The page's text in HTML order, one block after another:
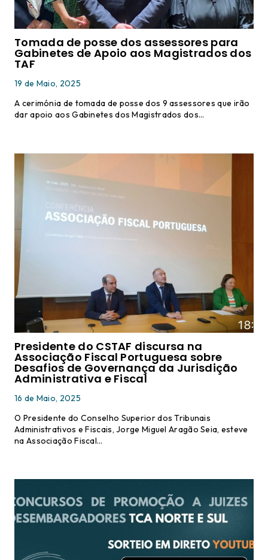
Tomada de posse dos assessores para
Gabinetes de Apoio aos Magistrados dos
TAF
19 de Maio, 2025
A cerimónia de tomada de posse dos 9 assessores que irão
dar apoio aos Gabinetes dos Magistrados dos…
Presidente do CSTAF discursa na
Associação Fiscal Portuguesa sobre
Desafios de Governança da Jurisdição
Administrativa e Fiscal
16 de Maio, 2025
O Presidente do Conselho Superior dos Tribunais
Administrativos e Fiscais, Jorge Miguel Aragão Seia, esteve
na Associação Fiscal…